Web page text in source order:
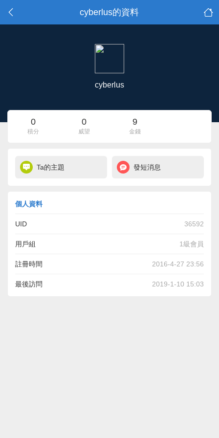
cyberlus的資料
cyberlus
0
積分
0
威望
9
金錢
Ta的主題 發短消息
個人資料
UID 36592
用戶組 1級會員
註冊時間 2016-4-27 23:56
最後訪問 2019-1-10 15:03